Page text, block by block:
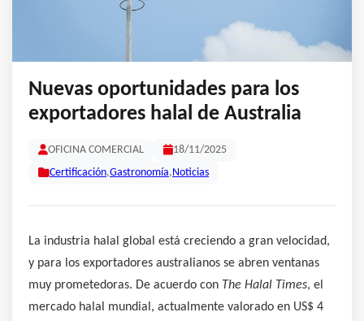
Nuevas oportunidades para los
exportadores halal de Australia
OFICINA COMERCIAL 18/11/2025
Certificación,Gastronomía, Noticias
La industria halal global está creciendo a gran velocidad,
y para los exportadores australianos se abren ventanas
muy prometedoras. De acuerdo con The Halal Times, el
mercado halal mundial, actualmente valorado en US$ 4